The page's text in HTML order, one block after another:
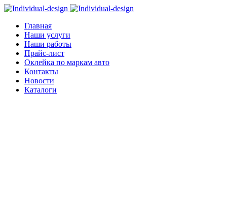
Главная
Наши услуги
Наши работы
Прайс-лист
Оклейка по маркам авто
Контакты
Новости
Каталоги